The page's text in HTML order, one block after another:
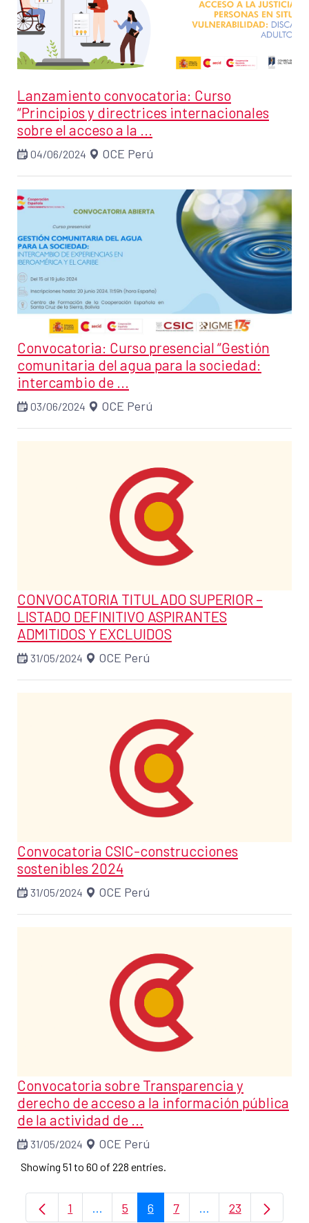
Lanzamiento convocatoria: Curso
“Principios y directrices internacionales
sobre el acceso a la ...
04/06/2024 OCE Perú
Convocatoria: Curso presencial “Gestión
comunitaria del agua para la sociedad:
intercambio de ...
03/06/2024 OCE Perú
CONVOCATORIA TITULADO SUPERIOR –
LISTADO DEFINITIVO ASPIRANTES
ADMITIDOS Y EXCLUIDOS
31/05/2024 OCE Perú
Convocatoria CSIC-construcciones
sostenibles 2024
31/05/2024 OCE Perú
Convocatoria sobre Transparencia y
derecho de acceso a la información pública
de la actividad de ...
31/05/2024 OCE Perú
Showing 51 to 60 of 228 entries.
Page
1 ...Intermediate Pages Use TAB to
Page
5 Page
6 Page
7 ...Intermediate
Page
23